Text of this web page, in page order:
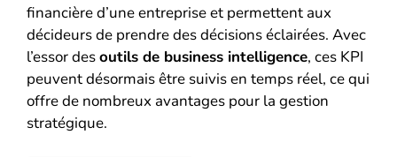
financière d’une entreprise et permettent aux
décideurs de prendre des décisions éclairées. Avec
l’essor desoutils de business intelligence, ces KPI
peuvent désormais être suivis en temps réel, ce qui
offre de nombreux avantages pour la gestion
stratégique.